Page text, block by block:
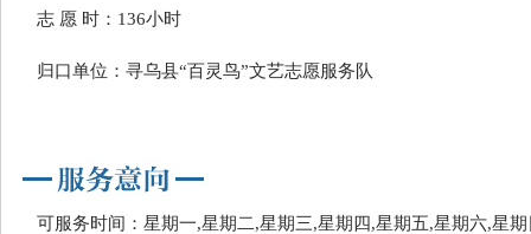
志 愿 时：136小时
归口单位：寻乌县“百灵鸟”文艺志愿服务队
可服务时间：星期一,星期二,星期三,星期四,星期五,星期六,星期